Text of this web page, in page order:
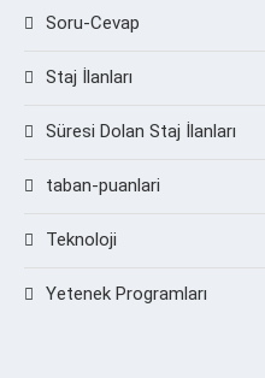
Soru-Cevap
Staj İlanları
Süresi Dolan Staj İlanları
taban-puanlari
Teknoloji
Yetenek Programları